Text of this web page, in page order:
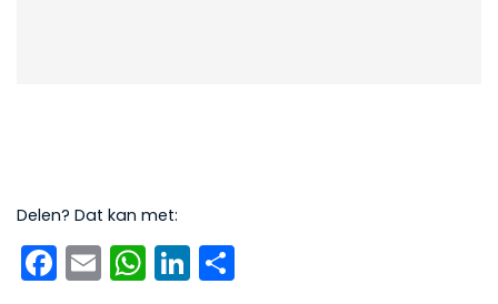
Delen? Dat kan met:
Facebook
EmailWhatsApp
LinkedIn